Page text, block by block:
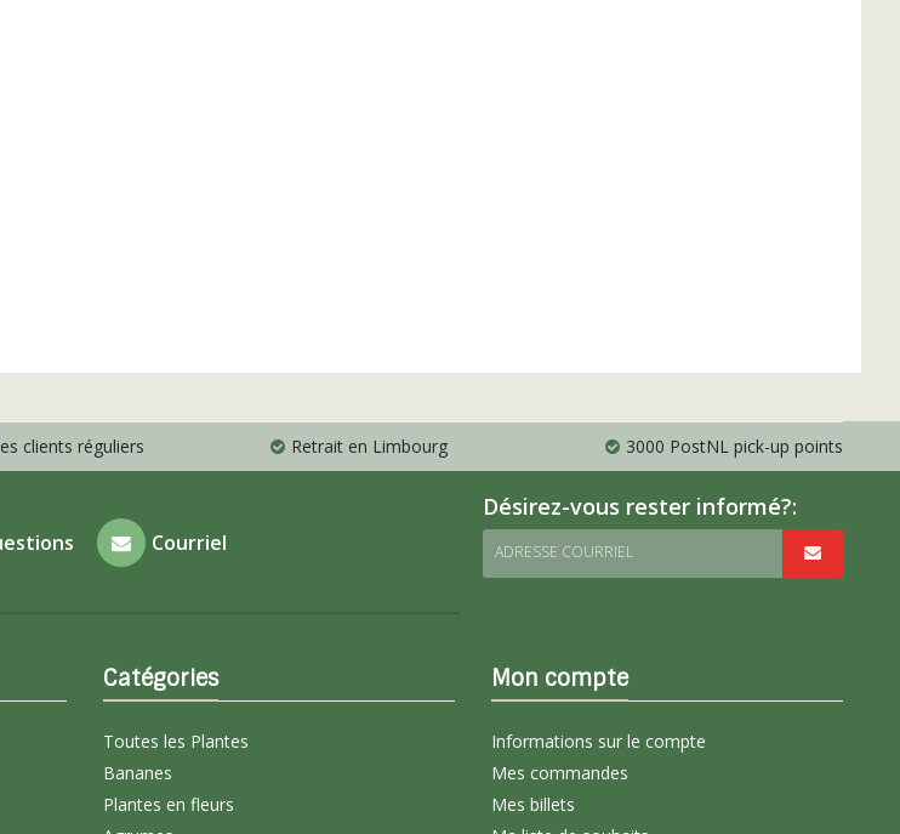
clients réguliers Retrait en Limbourg 3000 PostNL pick-up points
Courriel
Désirez-vous rester informé?:
ADRESSE COURRIEL
Catégories
Toutes les Plantes
Bananes
Plantes en fleurs
Mon compte
Informations sur le compte
Mes commandes
Mes billets